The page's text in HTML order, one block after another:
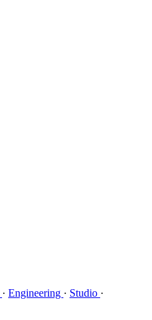
· Engineering · Studio ·